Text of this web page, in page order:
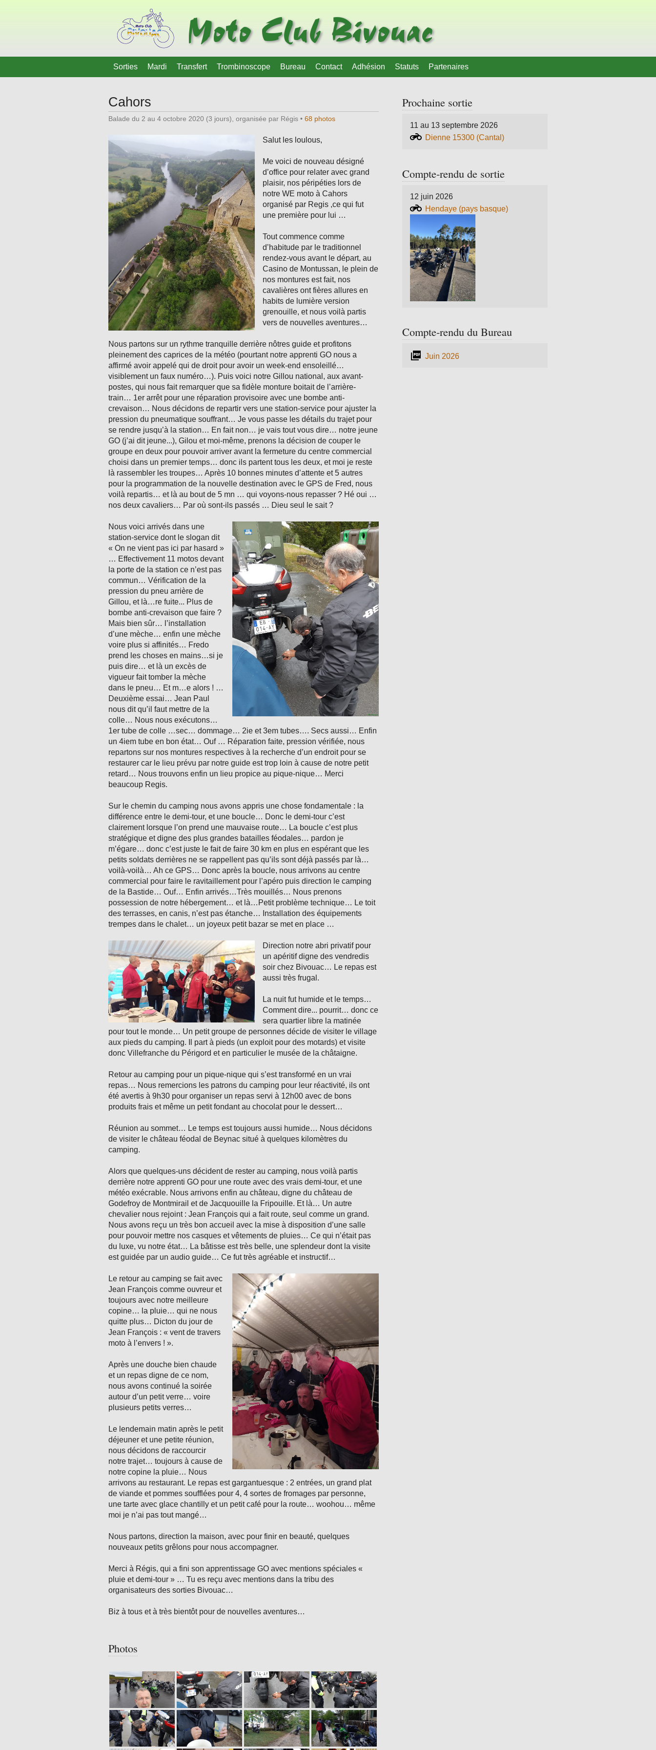
Moto Club Bivouac
Sorties Mardi Transfert Trombinoscope Bureau Contact Adhésion Statuts Partenaires
Cahors
Balade du 2 au 4 octobre 2020 (3 jours), organisée par Régis • 68 photos
Salut les loulous,
Me voici de nouveau désigné
d’office pour relater avec grand
plaisir, nos péripéties lors de
notre WE moto à Cahors
organisé par Regis ,ce qui fut
une première pour lui …
Tout commence comme
d’habitude par le traditionnel
rendez-vous avant le départ, au
Casino de Montussan, le plein de
nos montures est fait, nos
cavalières ont fières allures en
habits de lumière version
grenouille, et nous voilà partis
vers de nouvelles aventures…
Nous partons sur un rythme tranquille derrière nôtres guide et profitons
pleinement des caprices de la météo (pourtant notre apprenti GO nous a
affirmé avoir appelé qui de droit pour avoir un week-end ensoleillé…
visiblement un faux numéro…). Puis voici notre Gillou national, aux avant-
postes, qui nous fait remarquer que sa fidèle monture boitait de l’arrière-
train… 1er arrêt pour une réparation provisoire avec une bombe anti-
crevaison… Nous décidons de repartir vers une station-service pour ajuster la
pression du pneumatique souffrant… Je vous passe les détails du trajet pour
se rendre jusqu’à la station… En fait non… je vais tout vous dire… notre jeune
GO (j’ai dit jeune...), Gilou et moi-même, prenons la décision de couper le
groupe en deux pour pouvoir arriver avant la fermeture du centre commercial
choisi dans un premier temps… donc ils partent tous les deux, et moi je reste
là rassembler les troupes… Après 10 bonnes minutes d’attente et 5 autres
pour la programmation de la nouvelle destination avec le GPS de Fred, nous
voilà repartis… et là au bout de 5 mn … qui voyons-nous repasser ? Hé oui …
nos deux cavaliers… Par où sont-ils passés … Dieu seul le sait ?
Nous voici arrivés dans une
station-service dont le slogan dit
« On ne vient pas ici par hasard »
… Effectivement 11 motos devant
la porte de la station ce n’est pas
commun… Vérification de la
pression du pneu arrière de
Gillou, et là…re fuite... Plus de
bombe anti-crevaison que faire ?
Mais bien sûr… l’installation
d’une mèche… enfin une mèche
voire plus si affinités… Fredo
prend les choses en mains…si je
puis dire… et là un excès de
vigueur fait tomber la mèche
dans le pneu… Et m…e alors ! …
Deuxième essai… Jean Paul
nous dit qu’il faut mettre de la
colle… Nous nous exécutons…
1er tube de colle …sec… dommage… 2ie et 3em tubes…. Secs aussi… Enfin
un 4iem tube en bon état… Ouf … Réparation faite, pression vérifiée, nous
repartons sur nos montures respectives à la recherche d’un endroit pour se
restaurer car le lieu prévu par notre guide est trop loin à cause de notre petit
retard… Nous trouvons enfin un lieu propice au pique-nique… Merci
beaucoup Regis.
Sur le chemin du camping nous avons appris une chose fondamentale : la
différence entre le demi-tour, et une boucle… Donc le demi-tour c’est
clairement lorsque l’on prend une mauvaise route… La boucle c’est plus
stratégique et digne des plus grandes batailles féodales… pardon je
m’égare… donc c’est juste le fait de faire 30 km en plus en espérant que les
petits soldats derrières ne se rappellent pas qu’ils sont déjà passés par là…
voilà-voilà… Ah ce GPS… Donc après la boucle, nous arrivons au centre
commercial pour faire le ravitaillement pour l’apéro puis direction le camping
de la Bastide… Ouf… Enfin arrivés…Très mouillés… Nous prenons
possession de notre hébergement… et là…Petit problème technique… Le toit
des terrasses, en canis, n’est pas étanche… Installation des équipements
trempes dans le chalet… un joyeux petit bazar se met en place …
Direction notre abri privatif pour
un apéritif digne des vendredis
soir chez Bivouac… Le repas est
aussi très frugal.
La nuit fut humide et le temps…
Comment dire... pourrit… donc ce
sera quartier libre la matinée
pour tout le monde… Un petit groupe de personnes décide de visiter le village
aux pieds du camping. Il part à pieds (un exploit pour des motards) et visite
donc Villefranche du Périgord et en particulier le musée de la châtaigne.
Retour au camping pour un pique-nique qui s’est transformé en un vrai
repas… Nous remercions les patrons du camping pour leur réactivité, ils ont
été avertis à 9h30 pour organiser un repas servi à 12h00 avec de bons
produits frais et même un petit fondant au chocolat pour le dessert…
Réunion au sommet… Le temps est toujours aussi humide… Nous décidons
de visiter le château féodal de Beynac situé à quelques kilomètres du
camping.
Alors que quelques-uns décident de rester au camping, nous voilà partis
derrière notre apprenti GO pour une route avec des vrais demi-tour, et une
météo exécrable. Nous arrivons enfin au château, digne du château de
Godefroy de Montmirail et de Jacquouille la Fripouille. Et là… Un autre
chevalier nous rejoint : Jean François qui a fait route, seul comme un grand.
Nous avons reçu un très bon accueil avec la mise à disposition d’une salle
pour pouvoir mettre nos casques et vêtements de pluies… Ce qui n’était pas
du luxe, vu notre état… La bâtisse est très belle, une splendeur dont la visite
est guidée par un audio guide… Ce fut très agréable et instructif…
Le retour au camping se fait avec
Jean François comme ouvreur et
toujours avec notre meilleure
copine… la pluie… qui ne nous
quitte plus… Dicton du jour de
Jean François : « vent de travers
moto à l’envers ! ».
Après une douche bien chaude
et un repas digne de ce nom,
nous avons continué la soirée
autour d’un petit verre… voire
plusieurs petits verres…
Le lendemain matin après le petit
déjeuner et une petite réunion,
nous décidons de raccourcir
notre trajet… toujours à cause de
notre copine la pluie… Nous
arrivons au restaurant. Le repas est gargantuesque : 2 entrées, un grand plat
de viande et pommes soufflées pour 4, 4 sortes de fromages par personne,
une tarte avec glace chantilly et un petit café pour la route… woohou… même
moi je n’ai pas tout mangé…
Nous partons, direction la maison, avec pour finir en beauté, quelques
nouveaux petits grêlons pour nous accompagner.
Merci à Régis, qui a fini son apprentissage GO avec mentions spéciales «
pluie et demi-tour » … Tu es reçu avec mentions dans la tribu des
organisateurs des sorties Bivouac…
Biz à tous et à très bientôt pour de nouvelles aventures…
Photos
Prochaine sortie
11 au 13 septembre 2026
Dienne 15300 (Cantal)
Compte-rendu de sortie
12 juin 2026
Hendaye (pays basque)
Compte-rendu du Bureau
Juin 2026